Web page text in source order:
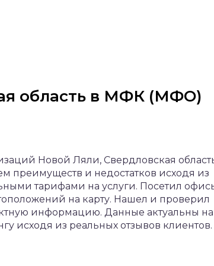
область в МФК (МФО)
Новой Ляли, Свердловская
преимуществ и недостатков исходя из
тарифами на услуги. Посетил
на карту. Нашел и проверил
информацию. Данные актуальны на
исходя из реальных отзывов клиентов.